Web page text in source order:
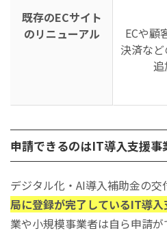
既存のECサイト
のリニューアル
ECや顧
決済な
追
申請できるのはIT導入支援事
デジタル化・AI導入補助金の交
局に登録が完了しているIT導
業や小規模事業者は自ら申請が